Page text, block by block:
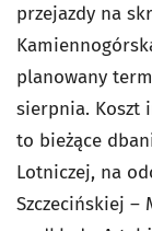
przejazdy na
planowany
sierpnia. Koszt
to bieżące
Lotniczej, na
Szczecińskiej –